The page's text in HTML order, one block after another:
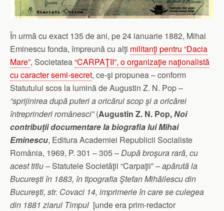
În urmă cu exact 135 de ani, pe 24 ianuarie 1882, Mihai
Eminescu fonda, împreună cu alţi militanţi pentru “Dacia
Mare”, Societatea“CARPAŢII”, o organizaţie naţionalistă
cu caracter semi-secret, ce-şi propunea – conform
Statutului scos la lumină de Augustin Z. N. Pop –
“sprijinirea după puteri a oricărui scop şi a oricărei
întreprinderi românesci”(Augustin Z. N. Pop,Noi
contribuţii documentare la biografia lui Mihai
Eminescu, Editura Academiei Republicii Socialiste
România, 1969, P. 301 – 305 –După broşura rară, cu
acest titlu –Statutele Societăţii “Carpaţii”– apărută la
Bucureşti în 1883, în tipografia Ştefan Mihăilescu din
Bucureşti, str. Covaci 14, imprimerie în care se culegea
din 1881 ziarul Timpul [unde era prim-redactor